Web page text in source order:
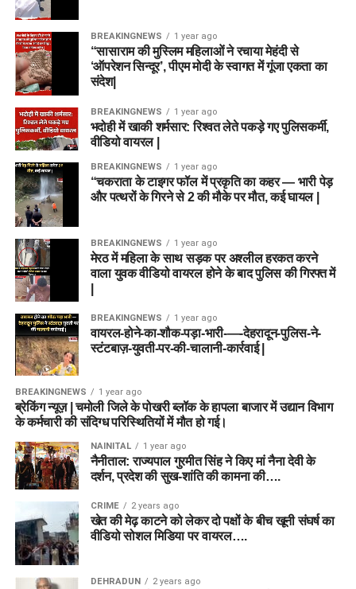
BREAKINGNEWS 1 year ago
“सासाराम की मुस्लिम महिलाओं ने रचाया मेहंदी से
‘ऑपरेशन सिन्दूर’, पीएम मोदी के स्वागत में गूंजा एकता का
संदेश|
BREAKINGNEWS 1 year ago
भदोही में खाकी शर्मसार: रिश्वत लेते पकड़े गए पुलिसकर्मी,
वीडियो वायरल |
BREAKINGNEWS 1 year ago
“चकराता के टाइगर फॉल में प्रकृति का कहर — भारी पेड़
और पत्थरों के गिरने से 2 की मौके पर मौत, कई घायल |
BREAKINGNEWS 1 year ago
मेरठ में महिला के साथ सड़क पर अश्लील हरकत करने
वाला युवक वीडियो वायरल होने के बाद पुलिस की गिरफ्त में
BREAKINGNEWS 1 year ago
वायरल-होने-का-शौक-पड़ा-भारी-—-देहरादून-पुलिस-ने-
स्टंटबाज़-युवती-पर-की-चालानी-कार्रवाई |
BREAKINGNEWS 1 year ago
ब्रेकिंग न्यूज़ | चमोली जिले के पोखरी ब्लॉक के हापला बाजार में उद्यान विभाग
के कर्मचारी की संदिग्ध परिस्थितियों में मौत हो गई।
NAINITAL 1 year ago
नैनीताल: राज्यपाल गुरमीत सिंह ने किए मां नैना देवी के
दर्शन, प्रदेश की सुख-शांति की कामना की….
CRIME 2 years ago
खेत की मेढ़ काटने को लेकर दो पक्षों के बीच खूनी संघर्ष का
वीडियो सोशल मिडिया पर वायरल….
DEHRADUN 2 years ago